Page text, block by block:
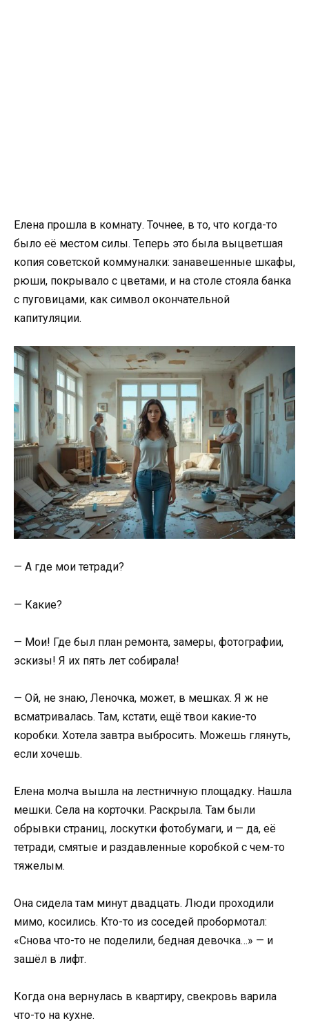
Елена прошла в комнату. Точнее, в то, что когда-то
было её местом силы. Теперь это была выцветшая
копия советской коммуналки: занавешенные шкафы,
рюши, покрывало с цветами, и на столе стояла банка
с пуговицами, как символ окончательной
капитуляции.
— А где мои тетради?
— Какие?
— Мои! Где был план ремонта, замеры, фотографии,
эскизы! Я их пять лет собирала!
— Ой, не знаю, Леночка, может, в мешках. Я ж не
всматривалась. Там, кстати, ещё твои какие-то
коробки. Хотела завтра выбросить. Можешь глянуть,
если хочешь.
Елена молча вышла на лестничную площадку. Нашла
мешки. Села на корточки. Раскрыла. Там были
обрывки страниц, лоскутки фотобумаги, и — да, её
тетради, смятые и раздавленные коробкой с чем-то
тяжелым.
Она сидела там минут двадцать. Люди проходили
мимо, косились. Кто-то из соседей пробормотал:
«Снова что-то не поделили, бедная девочка…» — и
зашёл в лифт.
Когда она вернулась в квартиру, свекровь варила
что-то на кухне.